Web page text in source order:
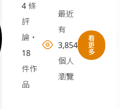
4 條
評
論 ・
18
件作
品
最近
有
3,854
個人
瀏覽
看
更
多